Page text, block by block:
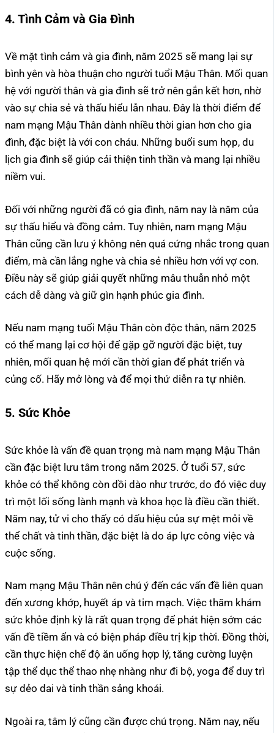
4. Tình Cảm và Gia Đình
Về mặt tình cảm và gia đình, năm 2025 sẽ mang lại sự
bình yên và hòa thuận cho người tuổi Mậu Thân. Mối quan
hệ với người thân và gia đình sẽ trở nên gắn kết hơn, nhờ
vào sự chia sẻ và thấu hiểu lẫn nhau. Đây là thời điểm để
nam mạng Mậu Thân dành nhiều thời gian hơn cho gia
đình, đặc biệt là với con cháu. Những buổi sum họp, du
lịch gia đình sẽ giúp cải thiện tinh thần và mang lại nhiều
niềm vui.
Đối với những người đã có gia đình, năm nay là năm của
sự thấu hiểu và đồng cảm. Tuy nhiên, nam mạng Mậu
Thân cũng cần lưu ý không nên quá cứng nhắc trong quan
điểm, mà cần lắng nghe và chia sẻ nhiều hơn với vợ con.
Điều này sẽ giúp giải quyết những mâu thuẫn nhỏ một
cách dễ dàng và giữ gìn hạnh phúc gia đình.
Nếu nam mạng tuổi Mậu Thân còn độc thân, năm 2025
có thể mang lại cơ hội để gặp gỡ người đặc biệt, tuy
nhiên, mối quan hệ mới cần thời gian để phát triển và
củng cố. Hãy mở lòng và để mọi thứ diễn ra tự nhiên.
5. Sức Khỏe
Sức khỏe là vấn đề quan trọng mà nam mạng Mậu Thân
cần đặc biệt lưu tâm trong năm 2025. Ở tuổi 57, sức
khỏe có thể không còn dồi dào như trước, do đó việc duy
trì một lối sống lành mạnh và khoa học là điều cần thiết.
Năm nay, tử vi cho thấy có dấu hiệu của sự mệt mỏi về
thể chất và tinh thần, đặc biệt là do áp lực công việc và
cuộc sống.
Nam mạng Mậu Thân nên chú ý đến các vấn đề liên quan
đến xương khớp, huyết áp và tim mạch. Việc thăm khám
sức khỏe định kỳ là rất quan trọng để phát hiện sớm các
vấn đề tiềm ẩn và có biện pháp điều trị kịp thời. Đồng thời,
cần thực hiện chế độ ăn uống hợp lý, tăng cường luyện
tập thể dục thể thao nhẹ nhàng như đi bộ, yoga để duy trì
sự dẻo dai và tinh thần sảng khoái.
Ngoài ra, tâm lý cũng cần được chú trọng. Năm nay, nếu